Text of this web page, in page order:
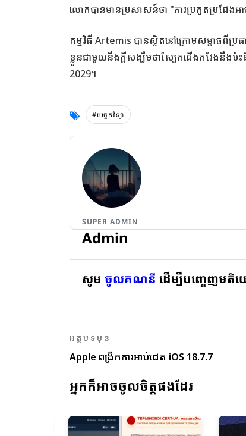
លោកបានមានប្រសាសន៍ថា "ការប្រកួតប្រជែងអ
កម្មវិធី Artemis បានស្ថិតនៅក្រោមសម្ពាធពី
ខ្លួនជាមួយនឹងក្តីសង្ឃឹមថាស្បែកជើងកវែងនឹងប៉
2029។
#បច្ចេកវិទ្យា
SUPER ADMIN
Admin
សូម ចូលគណនី ដើម្បីបញ្ចេញមតិ
អត្ថបទមុន
Apple ពង្រីកការអាប់ដេត iOS 18.7.7
អ្នកក៏អាចចូលចិត្តផងដែរ